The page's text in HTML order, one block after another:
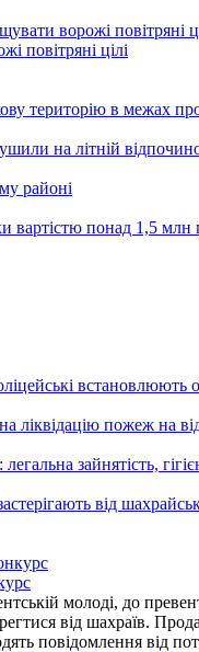
повітряні цілі
територію в межах
на літній
районі
вартістю понад 1,5
встановлюють
пожеж на
зайнятість,
від
молоді, до
від шахраїв.
повідомлення від